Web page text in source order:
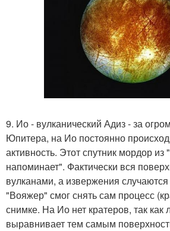
9. Ио - вулканический Адиз - за
Юпитера, на Ио постоянно
активность. Этот спутник мордор
напоминает". Фактически вся
вулканами, а извержения случаются
"Вояжер" смог снять сам процесс
снимке. На Ио нет кратеров, так как
выравнивает тем самым